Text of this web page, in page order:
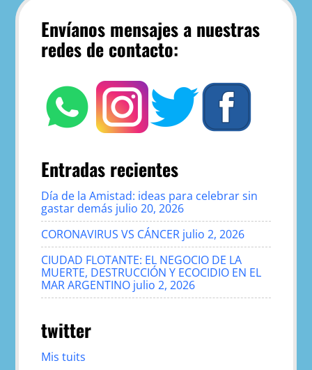
Envíanos mensajes a nuestras
redes de contacto:
Entradas recientes
Día de la Amistad: ideas para celebrar sin
gastar demás julio 20, 2026
CORONAVIRUS VS CÁNCER julio 2, 2026
CIUDAD FLOTANTE: EL NEGOCIO DE LA
MUERTE, DESTRUCCIÓN Y ECOCIDIO EN EL
MAR ARGENTINO julio 2, 2026
twitter
Mis tuits